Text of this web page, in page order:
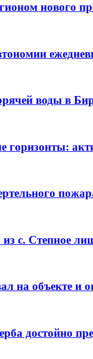
нового
воды в
горизонты:
с. Степное
на объекте и
достойно